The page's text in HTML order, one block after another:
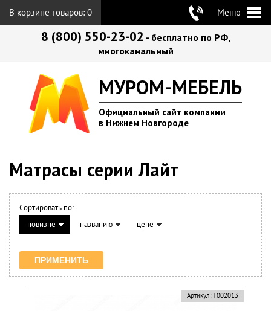
В корзине товаров: 0 Меню
8 (800) 550-23-02 - бесплатно по РФ,
многоканальный
МУРОМ-МЕБЕЛЬ
Официальный сайт компании
в Нижнем Новгороде
Матрасы серии Лайт
Сортировать по:
новизне
названию цене
Артикул: Т002013